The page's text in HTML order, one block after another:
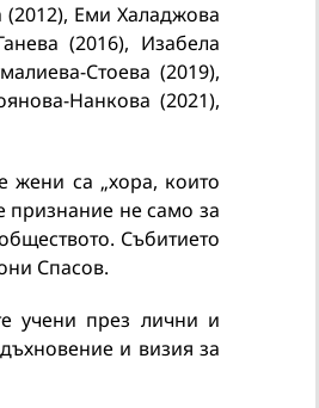
(2012), Еми Халаджова
(2016), Изабела
Стоева (2019),
Нанкова (2021),
жени са „хора, които
признание не само за
Събитието
Спасов.
учени през лични и
и визия за